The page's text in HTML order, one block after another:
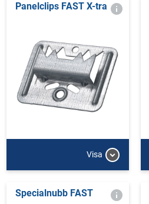
Panelclips FAST X-tra
Visa
Specialnubb FAST